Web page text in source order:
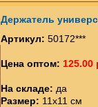
Держатель
Артикул: 50172***
Цена оптом: 125.00
На складе: да
Размер: 11х11 см